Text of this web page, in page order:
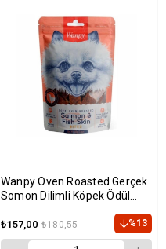
Wanpy Oven Roasted Gerçek
Somon Dilimli Köpek Ödül
₺157,00 ₺180,55 %13